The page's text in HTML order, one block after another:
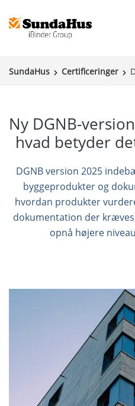
Kundecase
Sprog:
SundaHus Certificeringer
Ny DGNB-
hvad betyder
DGNB version 2025
byggeprodukter og
hvordan produkter
dokumentation der
opnå højere